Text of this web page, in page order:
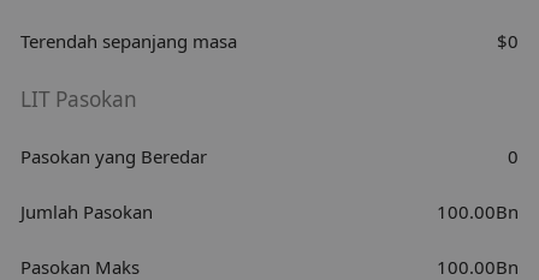
Terendah sepanjang masa $0
LIT Pasokan
Pasokan yang Beredar 0
Jumlah Pasokan 100.00Bn
Pasokan Maks 100.00Bn